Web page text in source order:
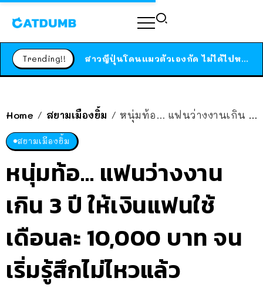
Trending!! ได้เวลาเด็กหนวดรวมตัว RF Online Next เปิดให้เล่นแล้ว เกม Sci-Fi MMORPG ระดับตำนาน เล่นได้ทั้งมือถือและ PC
Home / สยามเมืองยิ้ม / หนุ่มท้อ… แฟนว่างงานเกิน 3 ปี ให้เงินแฟนใช้เดือนละ 10,000 บาท จนเริ่มรู้สึกไม่ไหวแล้ว
สยามเมืองยิ้ม
หนุ่มท้อ… แฟนว่างงาน
เกิน 3 ปี ให้เงินแฟนใช้
เดือนละ 10,000 บาท จน
เริ่มรู้สึกไม่ไหวแล้ว